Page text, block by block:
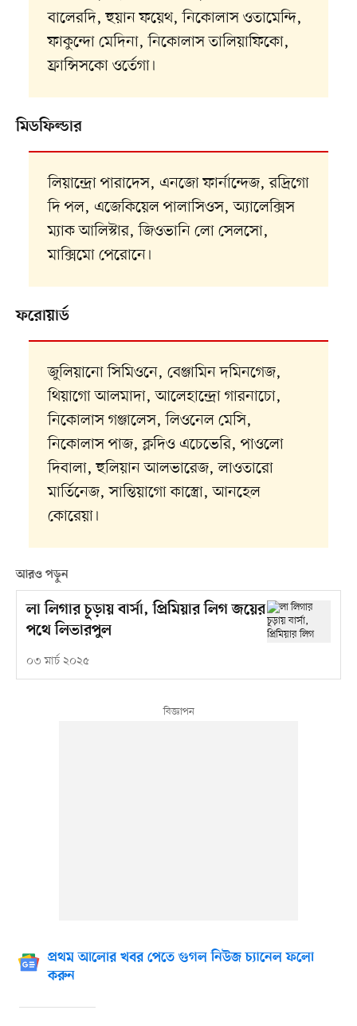
বালেরদি, হুয়ান ফয়েথ, নিকোলাস ওতামেন্দি,
ফাকুন্দো মেদিনা, নিকোলাস তালিয়াফিকো,
ফ্রান্সিসকো ওর্তেগা।
মিডফিল্ডার
লিয়ান্দ্রো পারাদেস, এনজো ফার্নান্দেজ, রদ্রিগো
দি পল, এজেকিয়েল পালাসিওস, অ্যালেক্সিস
ম্যাক আলিস্টার, জিওভানি লো সেলসো,
মাক্সিমো পেরোনে।
ফরোয়ার্ড
জুলিয়ানো সিমিওনে, বেঞ্জামিন দমিনগেজ,
থিয়াগো আলমাদা, আলেহান্দ্রো গারনাচো,
নিকোলাস গঞ্জালেস, লিওনেল মেসি,
নিকোলাস পাজ, ক্লদিও এচেভেরি, পাওলো
দিবালা, হুলিয়ান আলভারেজ, লাওতারো
মার্তিনেজ, সান্তিয়াগো কাস্ত্রো, আনহেল
কোরেয়া।
আরও পড়ুন
লা লিগার চূড়ায় বার্সা, প্রিমিয়ার লিগ জয়ের
পথে লিভারপুল
০৩ মার্চ ২০২৫
প্রথম আলোর খবর পেতে গুগল নিউজ চ্যানেল ফলো
করুন